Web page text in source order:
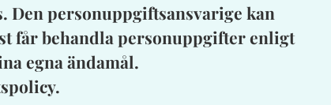
Den personuppgiftsansvarige kan
får behandla personuppgifter enligt
egna ändamål.